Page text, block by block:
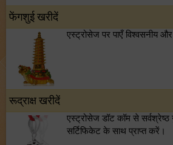
फेंगशुई खरीदें
एस्ट्रोसेज पर पाएँ विश्वसनीय
रूद्राक्ष खरीदें
एस्ट्रोसेज डॉट कॉम से सर्वश्रेष्ठ
सर्टिफिकेट के साथ प्राप्त करें।